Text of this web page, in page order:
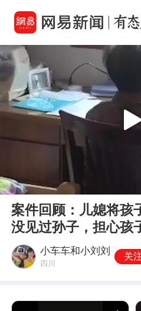
00:00
案件回顾：儿媳将孩
没见过孙子，担心孩
小车车和小刘刘
四川
关